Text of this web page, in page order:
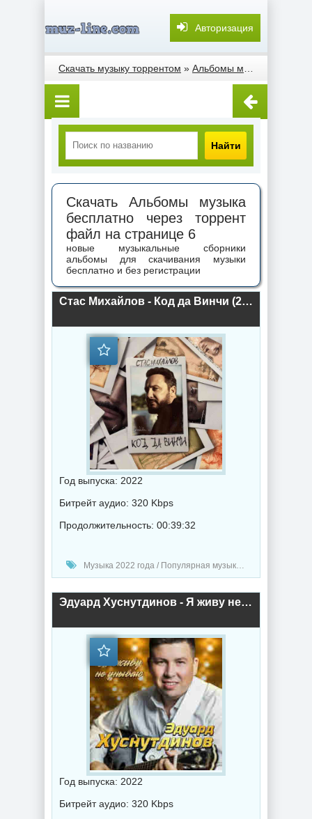
Авторизация
Скачать музыку торрентом » Альбомы музыка
Найти
Скачать Альбомы музыка
бесплатно через торрент
файл на странице 6
новые музыкальные сборники
альбомы для скачивания музыки
бесплатно и без регистрации
Стас Михайлов - Код да Винчи (2022) торрент
Год выпуска: 2022
Битрейт аудио: 320 Kbps
Продолжительность: 00:39:32
Музыка 2022 года / Популярная музыка / Шансон музыка / Альбомы музыка
Эдуард Хуснутдинов - Я живу не унываю (2022) торрент
Год выпуска: 2022
Битрейт аудио: 320 Kbps